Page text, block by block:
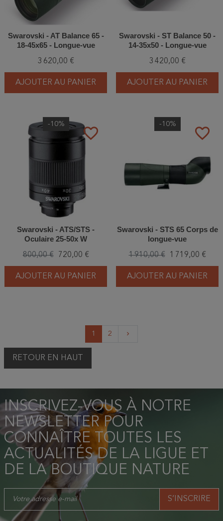
Swarovski - AT Balance 65 -
18-45x65 - Longue-vue
3 620,00 €
AJOUTER AU PANIER
Swarovski - ST Balance 50 -
14-35x50 - Longue-vue
3 420,00 €
AJOUTER AU PANIER
favorite_border
-10%
Swarovski - ATS/STS -
Oculaire 25-50x W
800,00 € 720,00 €
AJOUTER AU PANIER
favorite_border
-10%
Swarovski - STS 65 Corps de
longue-vue
1 910,00 € 1 719,00 €
AJOUTER AU PANIER
1 2 keyboard_arrow_right
RETOUR EN HAUT
INSCRIVEZ-VOUS À NOTRE
NEWSLETTER POUR
CONNAÎTRE TOUTES LES
ACTUALITÉS DE LA LIGUE ET
DE LA BOUTIQUE NATURE